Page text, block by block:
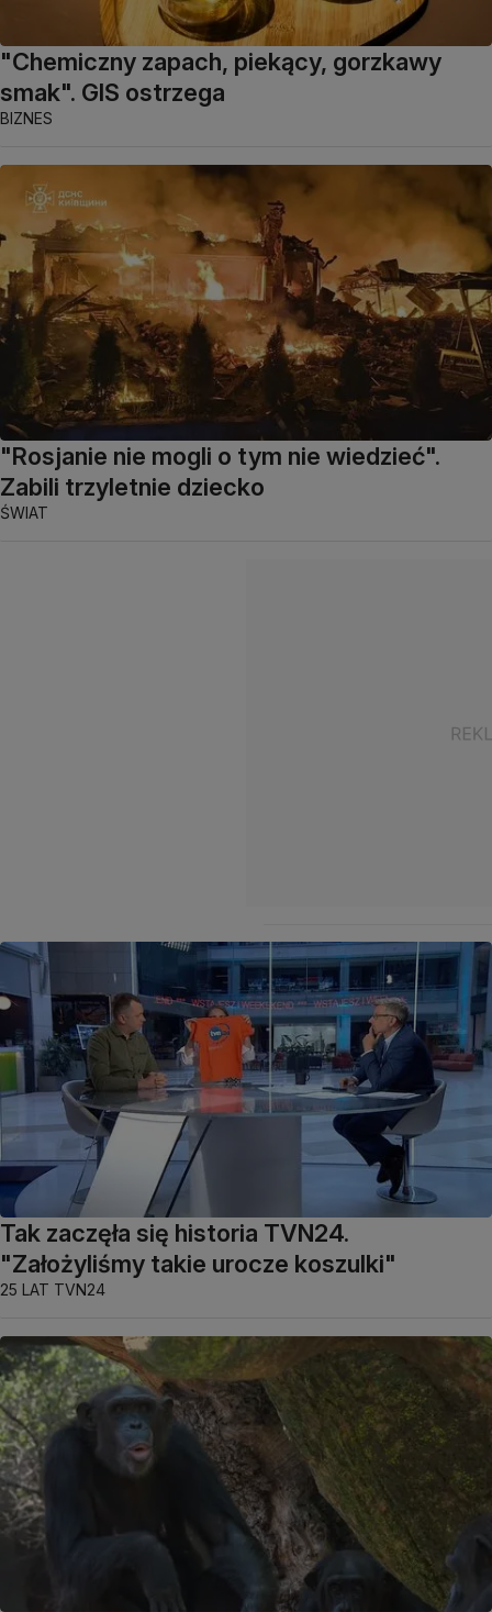
"Chemiczny zapach, piekący, gorzkawy
smak". GIS ostrzega
BIZNES
"Rosjanie nie mogli o tym nie wiedzieć".
Zabili trzyletnie dziecko
ŚWIAT
Tak zaczęła się historia TVN24.
"Założyliśmy takie urocze koszulki"
25 LAT TVN24